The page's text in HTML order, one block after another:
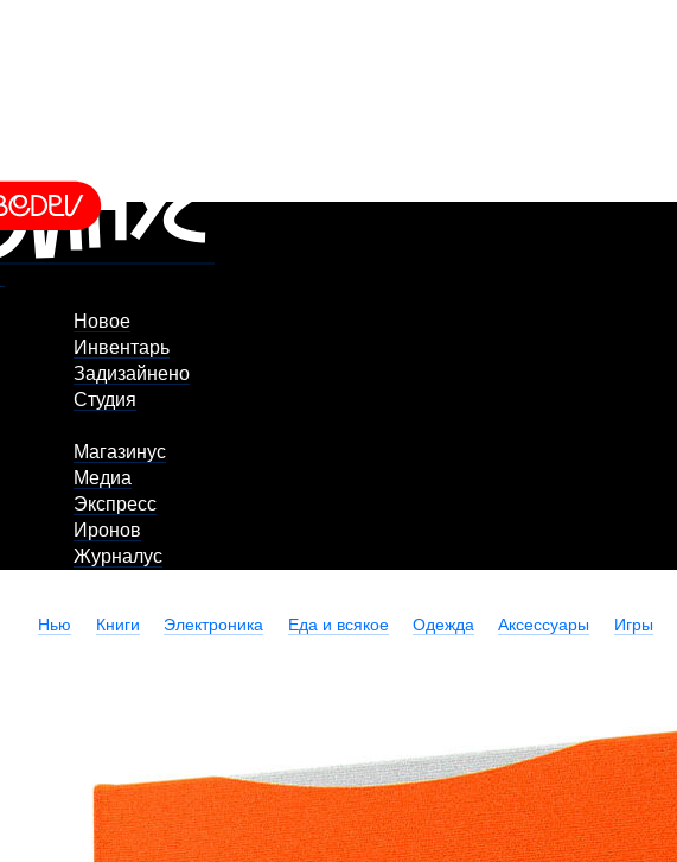
Новое
Инвентарь
Задизайнено
Студия
Магазинус
Медиа
Экспресс
Иронов
Журналус
Нью Книги Электроника Еда и всякое Одежда Аксессуары Игры